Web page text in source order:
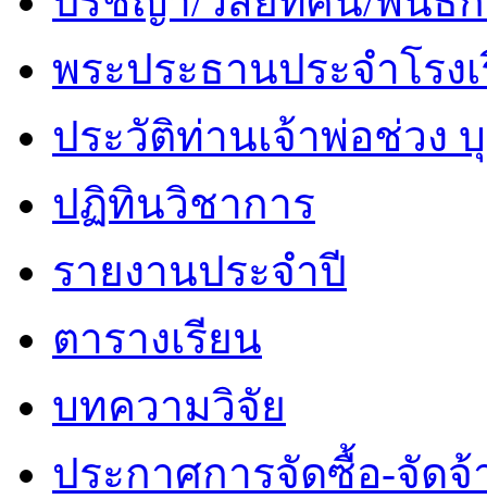
พระประธานประจำโรง
ประวัติท่านเจ้าพ่อช่วง
ปฏิทินวิชาการ
รายงานประจำปี
ตารางเรียน
บทความวิจัย
ประกาศการจัดซื้อ-จัดจ้